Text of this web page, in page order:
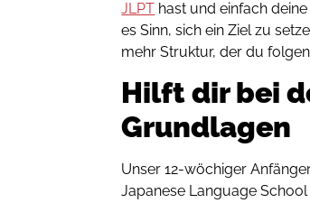
JLPT hast und einfach
es Sinn, sich ein Ziel zu
mehr Struktur, der du
Hilft dir bei
Grundlagen
Unser 12-wöchiger
Japanese Language